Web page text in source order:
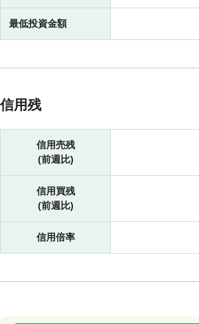
最低投資金額
信用残
信用売残
(前週比)
信用買残
(前週比)
信用倍率